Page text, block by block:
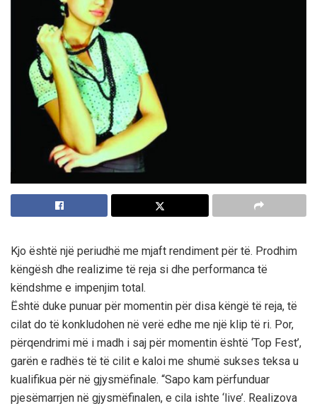
Kjo është një periudhë me mjaft rendiment për të. Prodhim
këngësh dhe realizime të reja si dhe performanca të
këndshme e impenjim total.
Është duke punuar për momentin për disa këngë të reja, të
cilat do të konkludohen në verë edhe me një klip të ri. Por,
përqendrimi më i madh i saj për momentin është ‘Top Fest’,
garën e radhës të të cilit e kaloi me shumë sukses teksa u
kualifikua për në gjysmëfinale. “Sapo kam përfunduar
pjesëmarrjen në gjysmëfinalen, e cila ishte ‘live’. Realizova